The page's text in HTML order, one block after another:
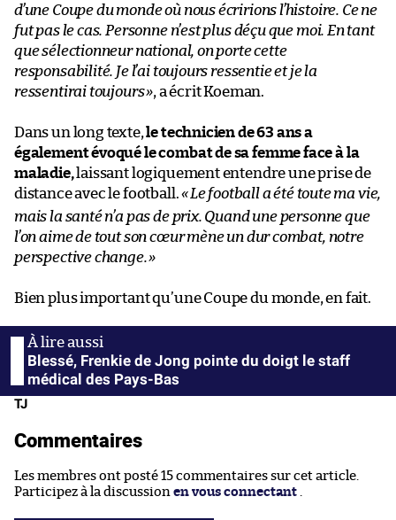
d’une Coupe du monde où nous écririons l’histoire. Ce ne
fut pas le cas. Personne n’est plus déçu que moi. En tant
que sélectionneur national, on porte cette
responsabilité. Je l’ai toujours ressentie et je la
ressentirai toujours», a écrit Koeman.
Dans un long texte,le technicien de 63 ans a
également évoqué le combat de sa femme face à la
maladie,laissant logiquement entendre une prise de
distance avec le football.«Le football a été toute ma vie,
mais la santé n’a pas de prix. Quand une personne que
l’on aime de tout son cœur mène un dur combat, notre
perspective change.»
Bien plus important qu’une Coupe du monde, en fait.
Blessé, Frenkie de Jong pointe du doigt le staff
médical des Pays-Bas
TJ
Commentaires
Les membres ont posté 15 commentaires sur cet article.
Participez à la discussion en vous connectant .